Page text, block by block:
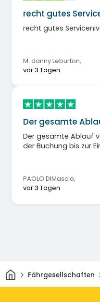
recht gutes
recht gutes
M. danny Leburton,
vor 3 Tagen
Der gesamte
Der gesamte Ablauf
der Buchung bis zur
PAOLO DIMascio,
vor 3 Tagen
HeimFährgesellschaften